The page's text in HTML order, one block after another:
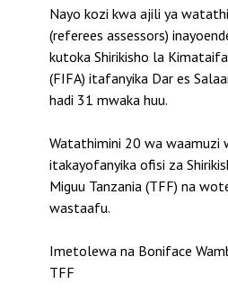
Nayo kozi kwa ajili ya
(referees assessors)
kutoka Shirikisho la
(FIFA) itafanyika Dar es
hadi 31 mwaka huu.
Watathimini 20 wa waamuzi
itakayofanyika ofisi za
Miguu Tanzania (TFF) na
wastaafu.
Imetolewa na Boniface
TFF